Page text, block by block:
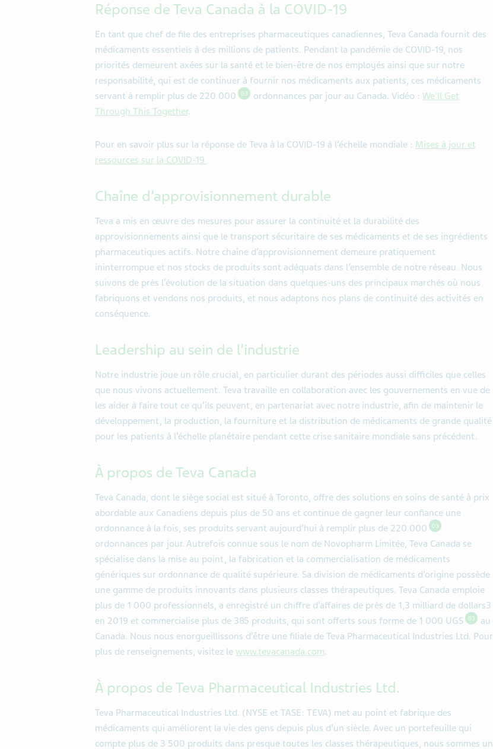
Réponse de Teva Canada à la COVID-19
En tant que chef de file des entreprises pharmaceutiques canadiennes, Teva Canada fournit des
médicaments essentiels à des millions de patients. Pendant la pandémie de COVID-19, nos
priorités demeurent axées sur la santé et le bien-être de nos employés ainsi que sur notre
responsabilité, qui est de continuer à fournir nos médicaments aux patients, ces médicaments
servant à remplir plus de 220 000 03 ordonnances par jour au Canada. Vidéo : We'll Get
Through This Together.
Pour en savoir plus sur la réponse de Teva à la COVID-19 à l’échelle mondiale : Mises à jour et
ressources sur la COVID-19
Chaîne d’approvisionnement durable
Teva a mis en œuvre des mesures pour assurer la continuité et la durabilité des
approvisionnements ainsi que le transport sécuritaire de ses médicaments et de ses ingrédients
pharmaceutiques actifs. Notre chaîne d’approvisionnement demeure pratiquement
ininterrompue et nos stocks de produits sont adéquats dans l’ensemble de notre réseau. Nous
suivons de près l’évolution de la situation dans quelques-uns des principaux marchés où nous
fabriquons et vendons nos produits, et nous adaptons nos plans de continuité des activités en
conséquence.
Leadership au sein de l’industrie
Notre industrie joue un rôle crucial, en particulier durant des périodes aussi difficiles que celles
que nous vivons actuellement. Teva travaille en collaboration avec les gouvernements en vue de
les aider à faire tout ce qu’ils peuvent, en partenariat avec notre industrie, afin de maintenir le
développement, la production, la fourniture et la distribution de médicaments de grande qualité
pour les patients à l’échelle planétaire pendant cette crise sanitaire mondiale sans précédent.
À propos de Teva Canada
Teva Canada, dont le siège social est situé à Toronto, offre des solutions en soins de santé à prix
abordable aux Canadiens depuis plus de 50 ans et continue de gagner leur confiance une
ordonnance à la fois, ses produits servant aujourd’hui à remplir plus de 220 000 03
ordonnances par jour. Autrefois connue sous le nom de Novopharm Limitée, Teva Canada se
spécialise dans la mise au point, la fabrication et la commercialisation de médicaments
génériques sur ordonnance de qualité supérieure. Sa division de médicaments d’origine possède
une gamme de produits innovants dans plusieurs classes thérapeutiques. Teva Canada emploie
plus de 1 000 professionnels, a enregistré un chiffre d’affaires de près de 1,3 milliard de dollars3
en 2019 et commercialise plus de 385 produits, qui sont offerts sous forme de 1 000 UGS 03
au
Canada. Nous nous enorgueillissons d’être une filiale de Teva Pharmaceutical Industries Ltd. Pour
plus de renseignements, visitez le www.tevacanada.com.
À propos de Teva Pharmaceutical Industries Ltd.
Teva Pharmaceutical Industries Ltd. (NYSE et TASE: TEVA) met au point et fabrique des
médicaments qui améliorent la vie des gens depuis plus d’un siècle. Avec un portefeuille qui
compte plus de 3 500 produits dans presque toutes les classes thérapeutiques, nous sommes un